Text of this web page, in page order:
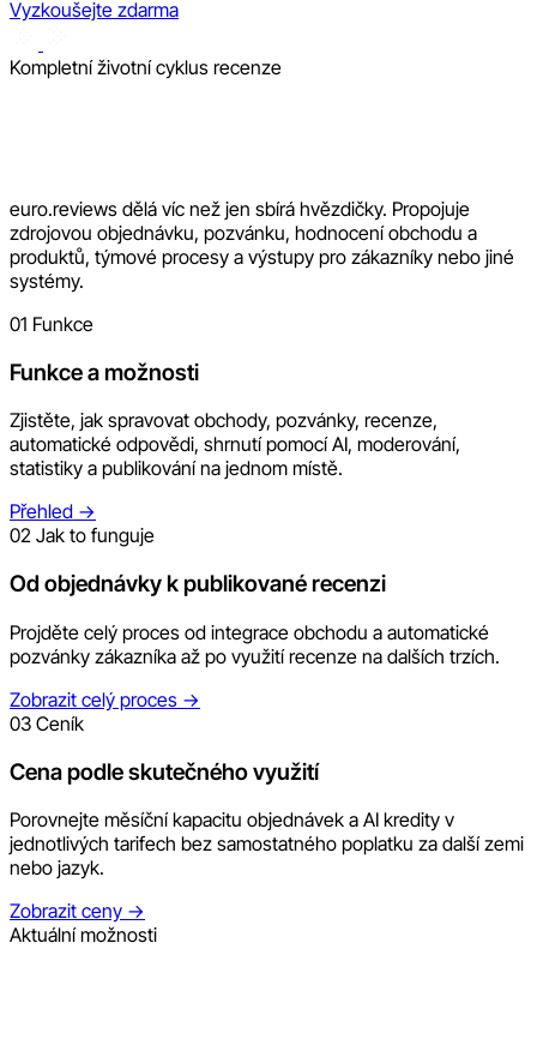
Vyzkoušejte zdarma
Kompletní životní cyklus recenze
euro.reviews dělá víc než jen sbírá hvězdičky. Propojuje
zdrojovou objednávku, pozvánku, hodnocení obchodu a
produktů, týmové procesy a výstupy pro zákazníky nebo jiné
systémy.
01 Funkce
Funkce a možnosti
Zjistěte, jak spravovat obchody, pozvánky, recenze,
automatické odpovědi, shrnutí pomocí AI, moderování,
statistiky a publikování na jednom místě.
Přehled →
02 Jak to funguje
Od objednávky k publikované recenzi
Projděte celý proces od integrace obchodu a automatické
pozvánky zákazníka až po využití recenze na dalších trzích.
Zobrazit celý proces →
03 Ceník
Cena podle skutečného využití
Porovnejte měsíční kapacitu objednávek a AI kredity v
jednotlivých tarifech bez samostatného poplatku za další zemi
nebo jazyk.
Zobrazit ceny →
Aktuální možnosti